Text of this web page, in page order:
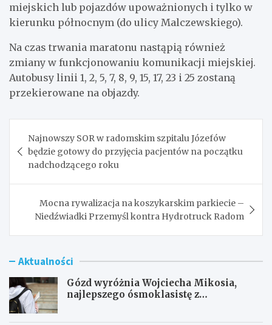
miejskich lub pojazdów upoważnionych i tylko w
kierunku północnym (do ulicy Malczewskiego).
Na czas trwania maratonu nastąpią również
zmiany w funkcjonowaniu komunikacji miejskiej.
Autobusy linii 1, 2, 5, 7, 8, 9, 15, 17, 23 i 25 zostaną
przekierowane na objazdy.
wpisu
Najnowszy SOR w radomskim szpitalu Józefów
będzie gotowy do przyjęcia pacjentów na początku
nadchodzącego roku
Mocna rywalizacja na koszykarskim parkiecie –
Niedźwiadki Przemyśl kontra Hydrotruck Radom
Aktualności
Gózd wyróżnia Wojciecha Mikosia,
najlepszego ósmoklasistę z